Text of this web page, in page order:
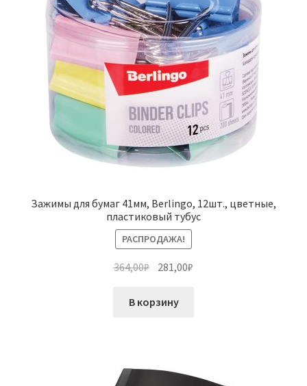
Зажимы для бумаг 41мм, Berlingo, 12шт., цветные,
пластиковый тубус
РАСПРОДАЖА!
364,00₽ Первоначальная
составляла
281,00₽
В корзину